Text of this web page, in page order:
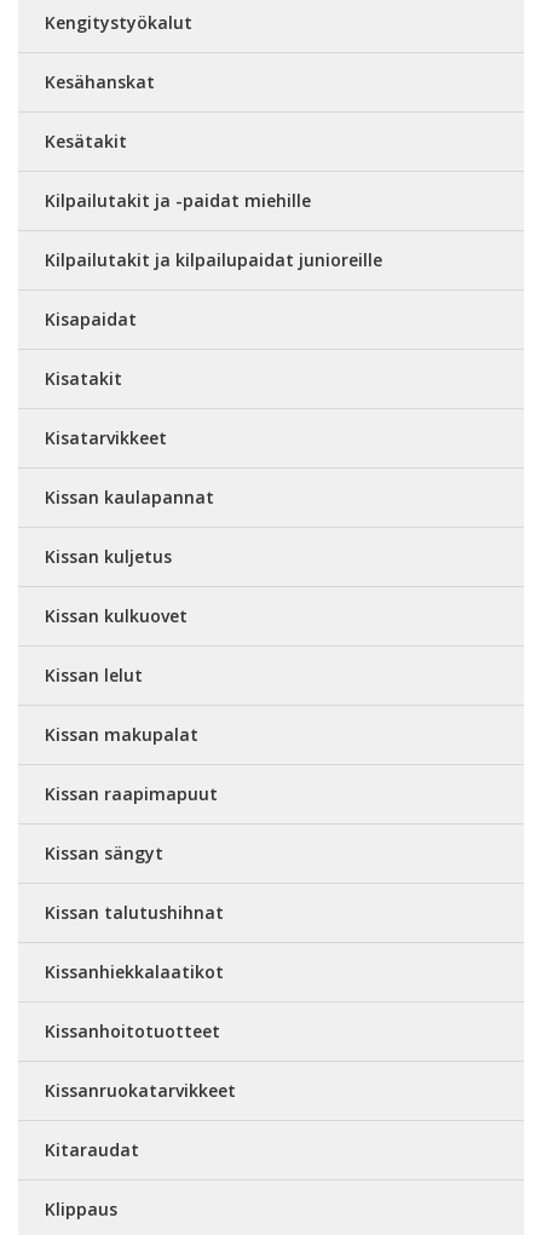
Kengitystyökalut
Kesähanskat
Kesätakit
Kilpailutakit ja -paidat miehille
Kilpailutakit ja kilpailupaidat junioreille
Kisapaidat
Kisatakit
Kisatarvikkeet
Kissan kaulapannat
Kissan kuljetus
Kissan kulkuovet
Kissan lelut
Kissan makupalat
Kissan raapimapuut
Kissan sängyt
Kissan talutushihnat
Kissanhiekkalaatikot
Kissanhoitotuotteet
Kissanruokatarvikkeet
Kitaraudat
Klippaus